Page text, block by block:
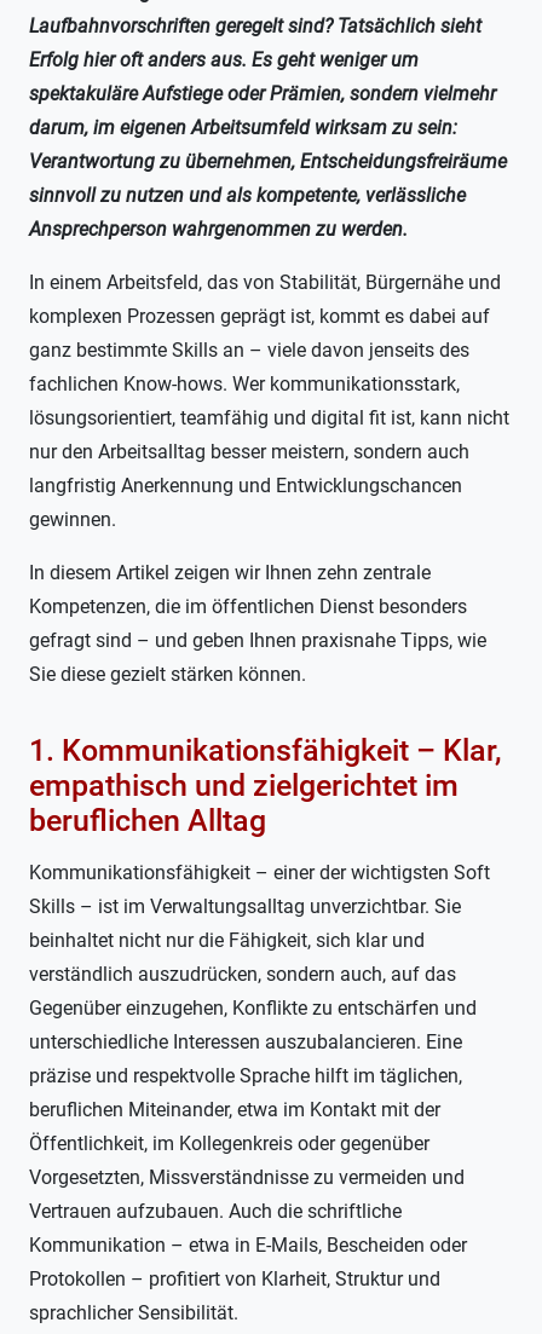
Laufbahnvorschriften geregelt sind? Tatsächlich sieht
Erfolg hier oft anders aus. Es geht weniger um
spektakuläre Aufstiege oder Prämien, sondern vielmehr
darum, im eigenen Arbeitsumfeld wirksam zu sein:
Verantwortung zu übernehmen, Entscheidungsfreiräume
sinnvoll zu nutzen und als kompetente, verlässliche
Ansprechperson wahrgenommen zu werden.
In einem Arbeitsfeld, das von Stabilität, Bürgernähe und
komplexen Prozessen geprägt ist, kommt es dabei auf
ganz bestimmte Skills an – viele davon jenseits des
fachlichen Know-hows. Wer kommunikationsstark,
lösungsorientiert, teamfähig und digital fit ist, kann nicht
nur den Arbeitsalltag besser meistern, sondern auch
langfristig Anerkennung und Entwicklungschancen
gewinnen.
In diesem Artikel zeigen wir Ihnen zehn zentrale
Kompetenzen, die im öffentlichen Dienst besonders
gefragt sind – und geben Ihnen praxisnahe Tipps, wie
Sie diese gezielt stärken können.
1. Kommunikationsfähigkeit – Klar,
empathisch und zielgerichtet im
beruflichen Alltag
Kommunikationsfähigkeit – einer der wichtigsten Soft
Skills – ist im Verwaltungsalltag unverzichtbar. Sie
beinhaltet nicht nur die Fähigkeit, sich klar und
verständlich auszudrücken, sondern auch, auf das
Gegenüber einzugehen, Konflikte zu entschärfen und
unterschiedliche Interessen auszubalancieren. Eine
präzise und respektvolle Sprache hilft im täglichen,
beruflichen Miteinander, etwa im Kontakt mit der
Öffentlichkeit, im Kollegenkreis oder gegenüber
Vorgesetzten, Missverständnisse zu vermeiden und
Vertrauen aufzubauen. Auch die schriftliche
Kommunikation – etwa in E-Mails, Bescheiden oder
Protokollen – profitiert von Klarheit, Struktur und
sprachlicher Sensibilität.